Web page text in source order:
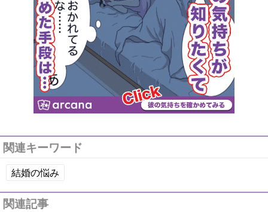
関連キーワード
結婚の悩み
関連記事